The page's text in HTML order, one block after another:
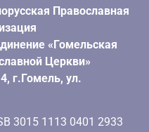
Православная
«Гомельская
Церкви»
г.Гомель, ул.
3015 1113 0401 2933